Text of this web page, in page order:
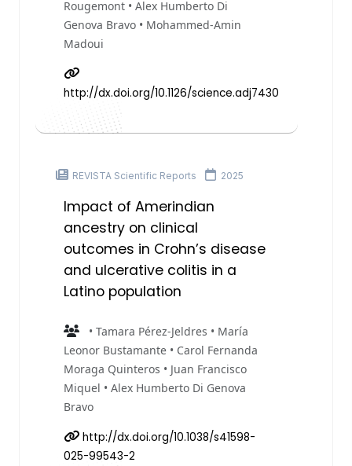
Rougemont • Alex Humberto Di
Genova Bravo • Mohammed-Amin
Madoui
http://dx.doi.org/10.1126/science.adj7430
REVISTA Scientific Reports 2025
Impact of Amerindian
ancestry on clinical
outcomes in Crohn’s disease
and ulcerative colitis in a
Latino population
• Tamara Pérez-Jeldres • María
Leonor Bustamante • Carol Fernanda
Moraga Quinteros • Juan Francisco
Miquel • Alex Humberto Di Genova
Bravo
http://dx.doi.org/10.1038/s41598-
025-99543-2